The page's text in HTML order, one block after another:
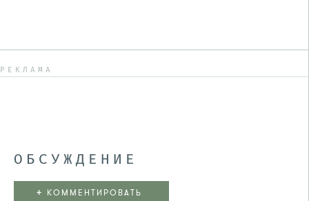
РЕКЛАМА
ОБСУЖДЕНИЕ
+ КОММЕНТИРОВАТЬ